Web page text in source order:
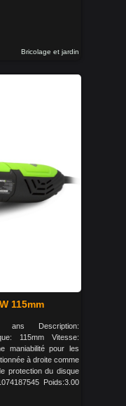
Bricolage et jardin
115mm
ans Description:
115mm Vitesse:
maniabilité pour les
à droite comme
protection du disque
Poids:3.00